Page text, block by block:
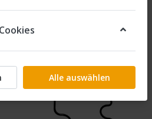
Sortieren
Alle auswählen